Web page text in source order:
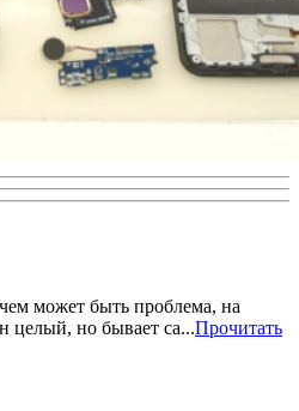
может быть проблема, на
целый, но бывает са...Прочитать